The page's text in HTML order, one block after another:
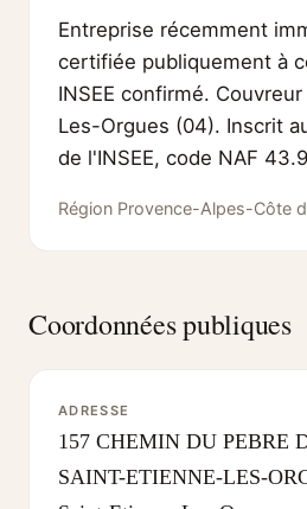
Entreprise récemment
certifiée publiquement à
INSEE confirmé.
Les-Orgues (04). Inscrit
de l'INSEE, code NAF
Région Provence-Alpes-Côte
Coordonnées publiques
ADRESSE
157 CHEMIN DU PEBRE
SAINT-ETIENNE-LES-